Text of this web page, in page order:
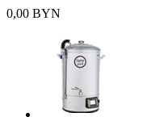
0,00 BYN